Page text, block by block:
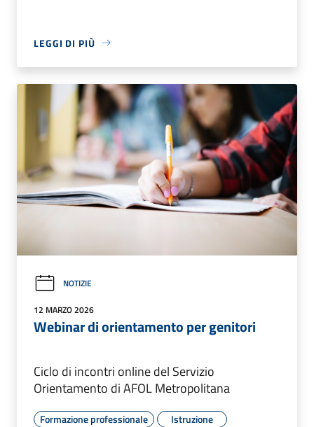
LEGGI DI PIÙ
NOTIZIE
12 MARZO 2026
Webinar di orientamento per genitori
Ciclo di incontri online del Servizio
Orientamento di AFOL Metropolitana
Formazione professionale
Istruzione